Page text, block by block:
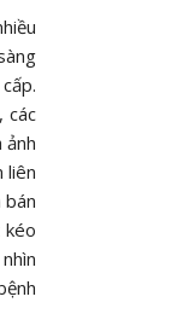
các
liên